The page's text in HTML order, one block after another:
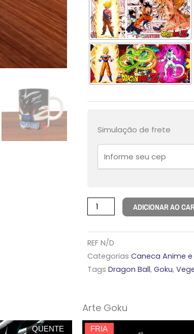
Simulação de frete
Mágica
Dragon
Ball
Goku/Vegeta
quantidade
ADICIONAR AO
REF N/D
Categorias Caneca Anime
Tags Dragon Ball, Goku,
QUENTE
Arte Goku
FRIA